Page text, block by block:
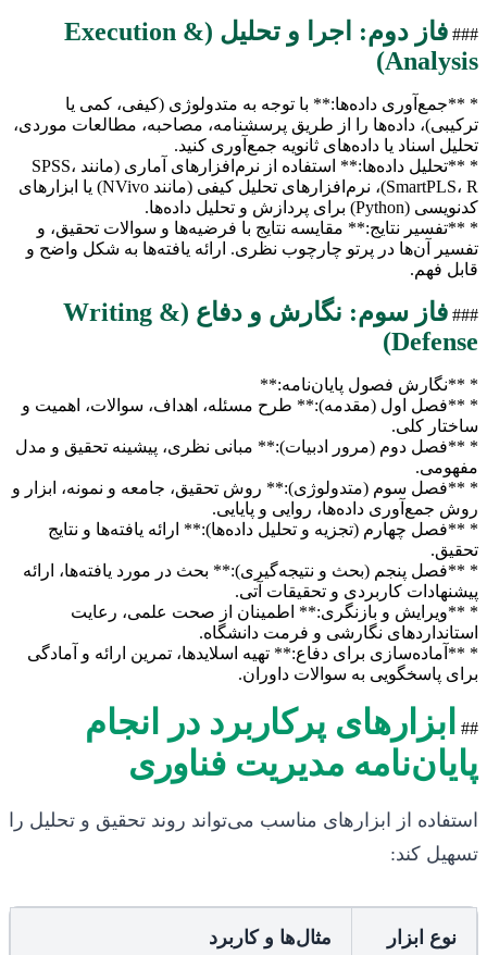
###
فاز دوم: اجرا و تحلیل (Execution &
Analysis)
* **جمع‌آوری داده‌ها:** با توجه به متدولوژی (کیفی، کمی یا
ترکیبی)، داده‌ها را از طریق پرسشنامه، مصاحبه، مطالعات موردی،
تحلیل اسناد یا داده‌های ثانویه جمع‌آوری کنید.
* **تحلیل داده‌ها:** استفاده از نرم‌افزارهای آماری (مانند SPSS،
SmartPLS، R)، نرم‌افزارهای تحلیل کیفی (مانند NVivo) یا ابزارهای
کدنویسی (Python) برای پردازش و تحلیل داده‌ها.
* **تفسیر نتایج:** مقایسه نتایج با فرضیه‌ها و سوالات تحقیق، و
تفسیر آن‌ها در پرتو چارچوب نظری. ارائه یافته‌ها به شکل واضح و
قابل فهم.
###
فاز سوم: نگارش و دفاع (Writing &
Defense)
* **نگارش فصول پایان‌نامه:**
* **فصل اول (مقدمه):** طرح مسئله، اهداف، سوالات، اهمیت و
ساختار کلی.
* **فصل دوم (مرور ادبیات):** مبانی نظری، پیشینه تحقیق و مدل
مفهومی.
* **فصل سوم (متدولوژی):** روش تحقیق، جامعه و نمونه، ابزار و
روش جمع‌آوری داده‌ها، روایی و پایایی.
* **فصل چهارم (تجزیه و تحلیل داده‌ها):** ارائه یافته‌ها و نتایج
تحقیق.
* **فصل پنجم (بحث و نتیجه‌گیری):** بحث در مورد یافته‌ها، ارائه
پیشنهادات کاربردی و تحقیقات آتی.
* **ویرایش و بازنگری:** اطمینان از صحت علمی، رعایت
استانداردهای نگارشی و فرمت دانشگاه.
* **آماده‌سازی برای دفاع:** تهیه اسلایدها، تمرین ارائه و آمادگی
برای پاسخگویی به سوالات داوران.
##
ابزارهای پرکاربرد در انجام
پایان‌نامه مدیریت فناوری
استفاده از ابزارهای مناسب می‌تواند روند تحقیق و تحلیل را
تسهیل کند:
نوع ابزار مثال‌ها و کاربرد